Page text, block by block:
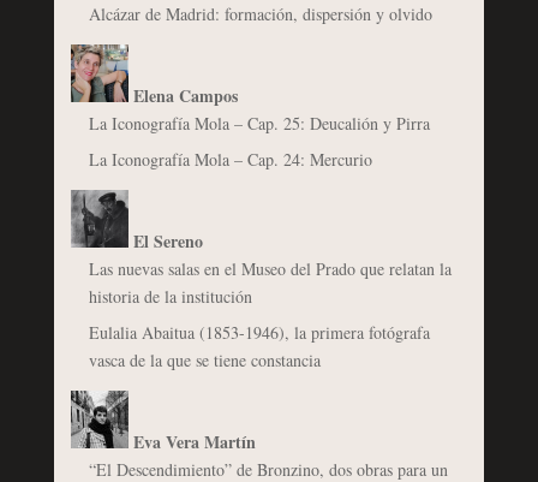
Alcázar de Madrid: formación, dispersión y olvido
Elena Campos
La Iconografía Mola – Cap. 25: Deucalión y Pirra
La Iconografía Mola – Cap. 24: Mercurio
El Sereno
Las nuevas salas en el Museo del Prado que relatan la
historia de la institución
Eulalia Abaitua (1853-1946), la primera fotógrafa
vasca de la que se tiene constancia
Eva Vera Martín
“El Descendimiento” de Bronzino, dos obras para un